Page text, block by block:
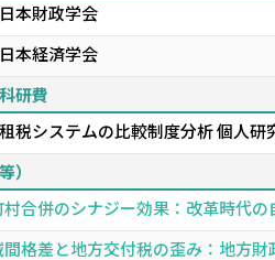
日本財政学会
日本経済学会
研費
租税システムの比較制度分析 個人研
）
村合併のシナジー効果：改革時代
間格差と地方交付税の歪み：地方